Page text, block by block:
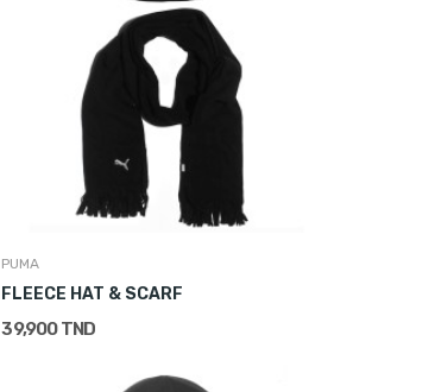
PUMA
FLEECE HAT & SCARF
39,900 TND